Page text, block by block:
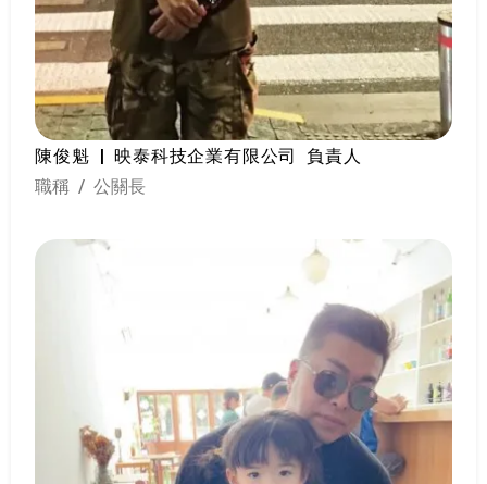
陳俊魁 | 映泰科技企業有限公司 負責人
職稱 / 公關長